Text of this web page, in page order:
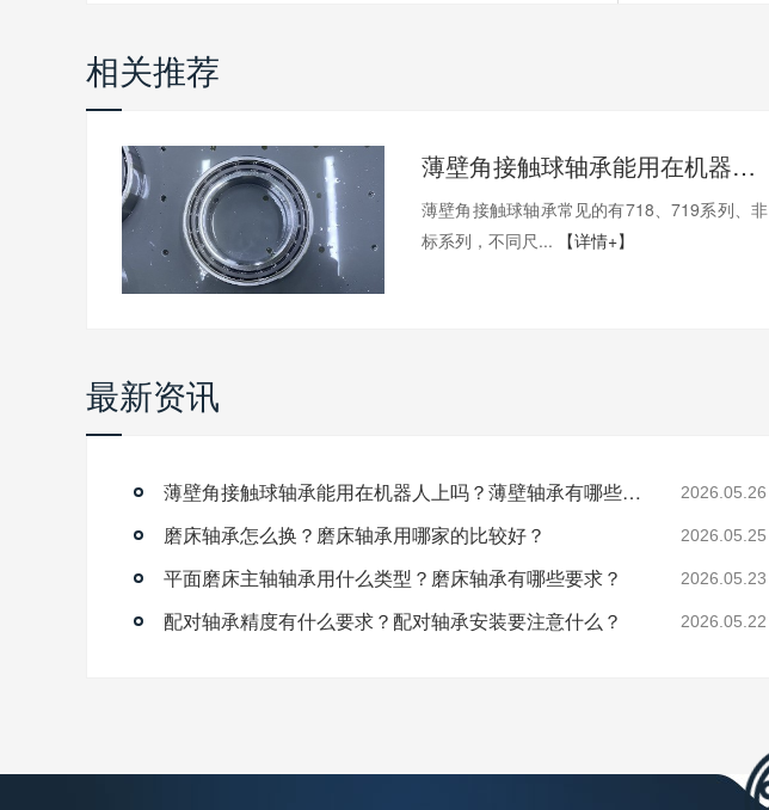
相关推荐
薄壁角接触球轴承能用在机器人上吗？薄壁轴承有哪些优点？
薄壁角接触球轴承常见的有718、719系列、非
标系列，不同尺...
【详情+】
最新资讯
薄壁角接触球轴承能用在机器人上吗？薄壁轴承有哪些优点？ 2026.05.26
磨床轴承怎么换？磨床轴承用哪家的比较好？ 2026.05.25
平面磨床主轴轴承用什么类型？磨床轴承有哪些要求？ 2026.05.23
配对轴承精度有什么要求？配对轴承安装要注意什么？ 2026.05.22